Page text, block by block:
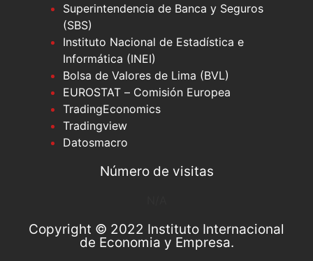
Superintendencia de Banca y Seguros
(SBS)
Instituto Nacional de Estadística e
Informática (INEI)
Bolsa de Valores de Lima (BVL)
EUROSTAT – Comisión Europea
TradingEconomics
Tradingview
Datosmacro
Número de visitas
Copyright © 2022 Instituto Internacional
de Economia y Empresa.